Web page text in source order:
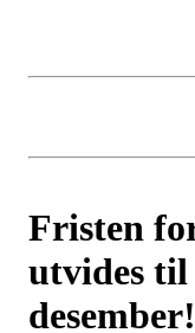
Fristen
utvides til
desember!